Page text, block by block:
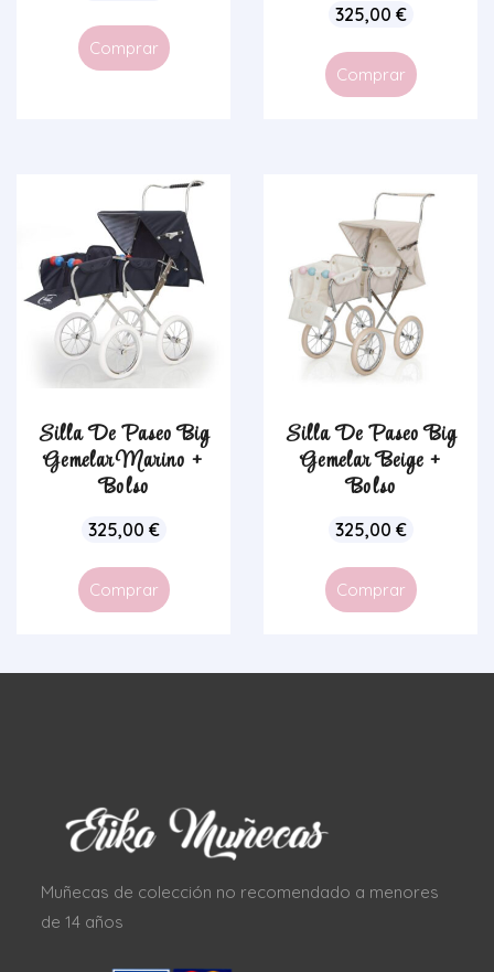
Comprar
325,00 €
Comprar
Silla De Paseo Big
Gemelar Marino +
Bolso
325,00 €
Comprar
Silla De Paseo Big
Gemelar Beige +
Bolso
325,00 €
Comprar
Muñecas de colección no recomendado a menores
de 14 años